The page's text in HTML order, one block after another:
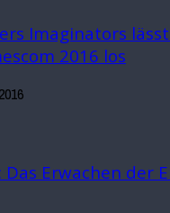
Imaginators
2016 los
Das Erwachen der